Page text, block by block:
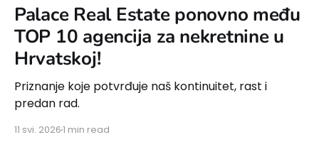
Palace Real Estate ponovno među
TOP 10 agencija za nekretnine u
Hrvatskoj!
Priznanje koje potvrđuje naš kontinuitet, rast i
predan rad.
11 svi. 20261 min read